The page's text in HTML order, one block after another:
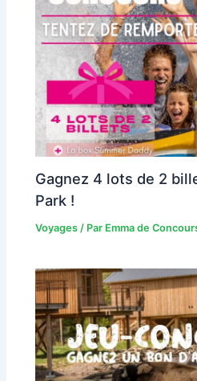
Gagnez 4 lots de 2
Park !
Voyages / Par Emma de